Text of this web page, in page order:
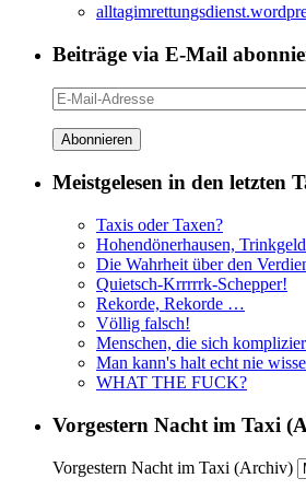
Beiträge via E-Mail
E-
Mail-
Adresse
Meistgelesen in den letzten
Taxis oder Taxen?
Hohendönerhausen,
Die Wahrheit über den
Quietsch-Krrrrrk-Schepper!
Rekorde, Rekorde …
Völlig falsch!
Menschen, die sich
Man kann's halt echt nie
WHAT THE FUCK?
Vorgestern Nacht im Taxi
Vorgestern Nacht im Taxi (Archiv)